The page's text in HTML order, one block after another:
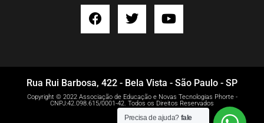
Rua Rui Barbosa, 422 - Bela Vista - São Paulo - SP
Copyright © 2022 Associação de Educação e Novas Tecnologias Phorte -
CNPJ:42.098.615/0001-42. Todos os Direitos Reservados
Precisa de ajuda? fale